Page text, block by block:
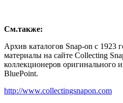
См.также:
Архив каталогов Snap-on с 1923
материалы на сайте Collecting
коллекционеров оригинального
BluePoint.
http://www.collectingsnapon.com